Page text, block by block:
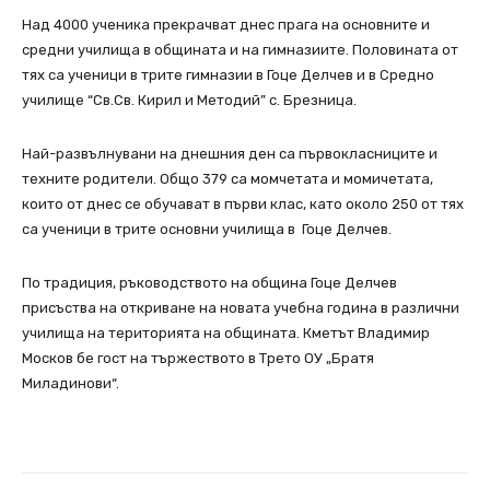
Над 4000 ученика прекрачват днес прага на основните и
средни училища в общината и на гимназиите. Половината от
тях са ученици в трите гимназии в Гоце Делчев и в Средно
училище “Св.Св. Кирил и Методий” с. Брезница.
Най-развълнувани на днешния ден са първокласниците и
техните родители. Общо 379 са момчетата и момичетата,
които от днес се обучават в първи клас, като около 250 от тях
са ученици в трите основни училища в Гоце Делчев.
По традиция, ръководството на община Гоце Делчев
присъства на откриване на новата учебна година в различни
училища на територията на общината. Кметът Владимир
Москов бе гост на тържеството в Трето ОУ „Братя
Миладинови“.